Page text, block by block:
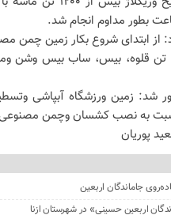
وبطور میانگین ۴۰۰۰ تن قلوه، بیس،
شد: زمین ورزشگاه آبپاشی
به نصب کشسان وچمن مصنوعی
پوریان
جاماندگان اربعین
اربعین حسینی» در شهرستان ازنا